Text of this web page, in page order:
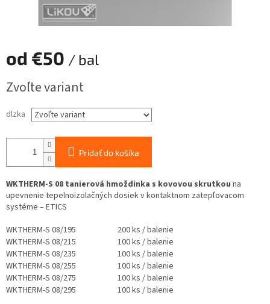
od €50 / bal
cena:
Zvoľte variant
dlzka
Pridať do košíka
WKTHERM-S 08 tanierová hmoždinka s kovovou skrutkou na
upevnenie tepelnoizolačných dosiek v kontaktnom zatepľovacom
systéme – ETICS
WKTHERM-S 08/195
200 ks / balenie
WKTHERM-S 08/215
100 ks / balenie
WKTHERM-S 08/235
100 ks / balenie
WKTHERM-S 08/255
100 ks / balenie
WKTHERM-S 08/275
100 ks / balenie
WKTHERM-S 08/295
100 ks / balenie